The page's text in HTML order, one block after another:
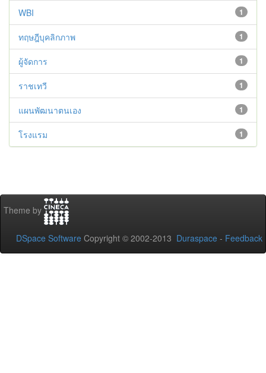
1
WBI
1
ทฤษฎีบุคลิกภาพ
1
ผู้จัดการ
1
ราชเทวี
1
แผนพัฒนาตนเอง
1
โรงแรม
Theme by
DSpace Software Copyright © 2002-2013 Duraspace - Feedback